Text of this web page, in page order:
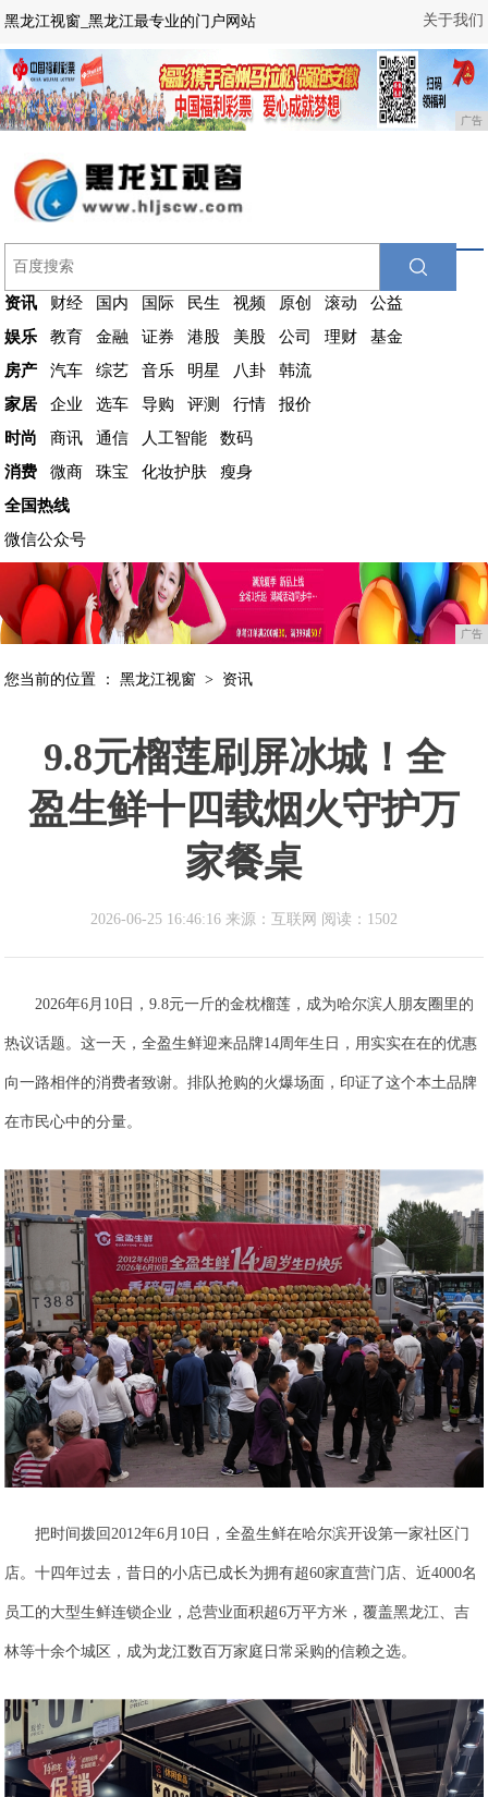
关于我们
黑龙江视窗_黑龙江最专业的门户网站
广告
资讯 财经 国内 国际 民生 视频 原创 滚动
公益
娱乐
教育 金融 证券 港股 美股 公司 理财
基金
房产
汽车 综艺 音乐 明星 八卦
韩流
家居
企业 选车 导购 评测 行情
报价
时尚
商讯 通信 人工智能
数码
消费
微商 珠宝 化妆护肤
瘦身
全国热线
微信公众号
广告
您当前的位置 ：黑龙江视窗 > 资讯
9.8元榴莲刷屏冰城！全
盈生鲜十四载烟火守护万
家餐桌
2026-06-25 16:46:16 来源：互联网 阅读：1502
2026年6月10日，9.8元一斤的金枕榴莲，成为哈尔滨人朋友圈里的
热议话题。这一天，全盈生鲜迎来品牌14周年生日，用实实在在的优惠
向一路相伴的消费者致谢。排队抢购的火爆场面，印证了这个本土品牌
在市民心中的分量。
把时间拨回2012年6月10日，全盈生鲜在哈尔滨开设第一家社区门
店。十四年过去，昔日的小店已成长为拥有超60家直营门店、近4000名
员工的大型生鲜连锁企业，总营业面积超6万平方米，覆盖黑龙江、吉
林等十余个城区，成为龙江数百万家庭日常采购的信赖之选。